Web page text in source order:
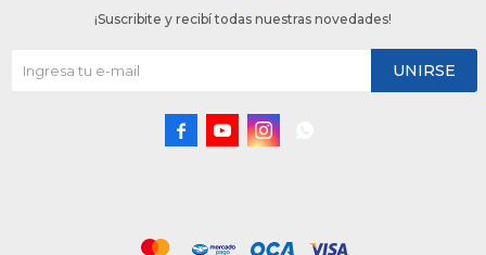
¡Suscribite y recibí todas nuestras novedades!
UNIRSE
  